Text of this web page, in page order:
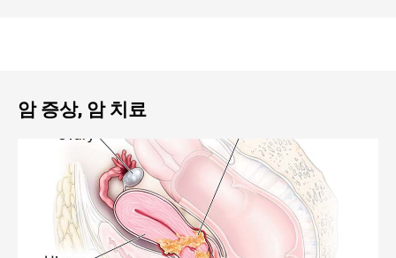
암 증상, 암 치료